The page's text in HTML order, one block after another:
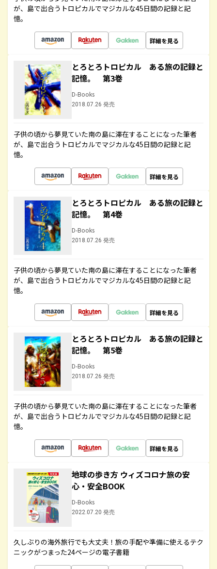
が、島で出合うトロピカルでマジカルな45日間の記録と記
憶。
詳細を見る
とろとろトロピカル ある旅の記録と
記憶。 第3巻
D-Books
2018.07.26 発売
子供の頃から夢見ていた南の島に滞在することになった筆者
が、島で出合うトロピカルでマジカルな45日間の記録と記
憶。
詳細を見る
とろとろトロピカル ある旅の記録と
記憶。 第4巻
D-Books
2018.07.26 発売
子供の頃から夢見ていた南の島に滞在することになった筆者
が、島で出合うトロピカルでマジカルな45日間の記録と記
憶。
詳細を見る
とろとろトロピカル ある旅の記録と
記憶。 第5巻
D-Books
2018.07.26 発売
子供の頃から夢見ていた南の島に滞在することになった筆者
が、島で出合うトロピカルでマジカルな45日間の記録と記
憶。
詳細を見る
地球の歩き方 ウィズコロナ旅の安
心・安全BOOK
D-Books
2022.07.20 発売
久しぶりの海外旅行でも大丈夫！旅の手配や準備に使えるテク
ニックがつまった24ページの電子書籍